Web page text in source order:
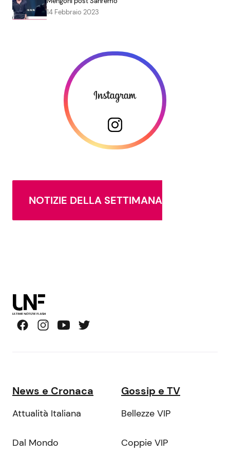
14 Febbraio 2023
NOTIZIE DELLA SETTIMANA
News e Cronaca
Attualità Italiana
Dal Mondo
Gossip e TV
Bellezze VIP
Coppie VIP